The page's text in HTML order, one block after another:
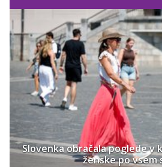
Slovenka obračala poglede v
ženske po vsem